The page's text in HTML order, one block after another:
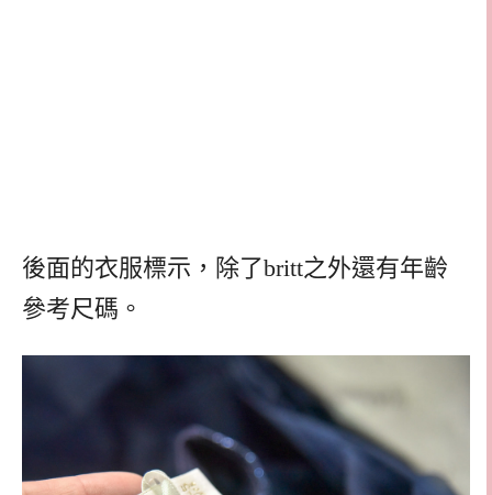
後面的衣服標示，除了britt之外還有年齡
參考尺碼。